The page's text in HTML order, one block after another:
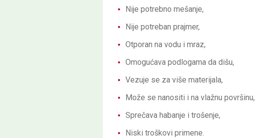
Nije potrebno mešanje,
Nije potreban prajmer,
Otporan na vodu i mraz,
Omogućava podlogama da dišu,
Vezuje se za više materijala,
Može se nanositi i na vlažnu površinu,
Sprečava habanje i trošenje,
Niski troškovi primene.